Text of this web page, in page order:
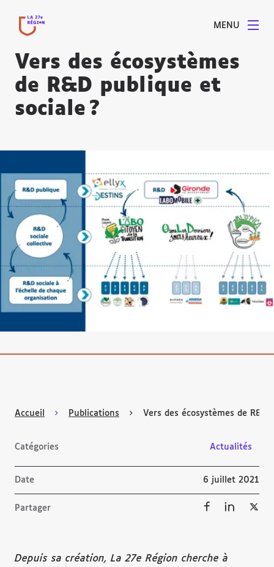
MENU
Vers des écosystèmes
de R&D publique et
sociale ?
Accueil Publications Vers des écosystèmes de R&D
Catégories Actualités
Date 6 juillet 2021
Partager
Depuis sa création, La 27e Région cherche à